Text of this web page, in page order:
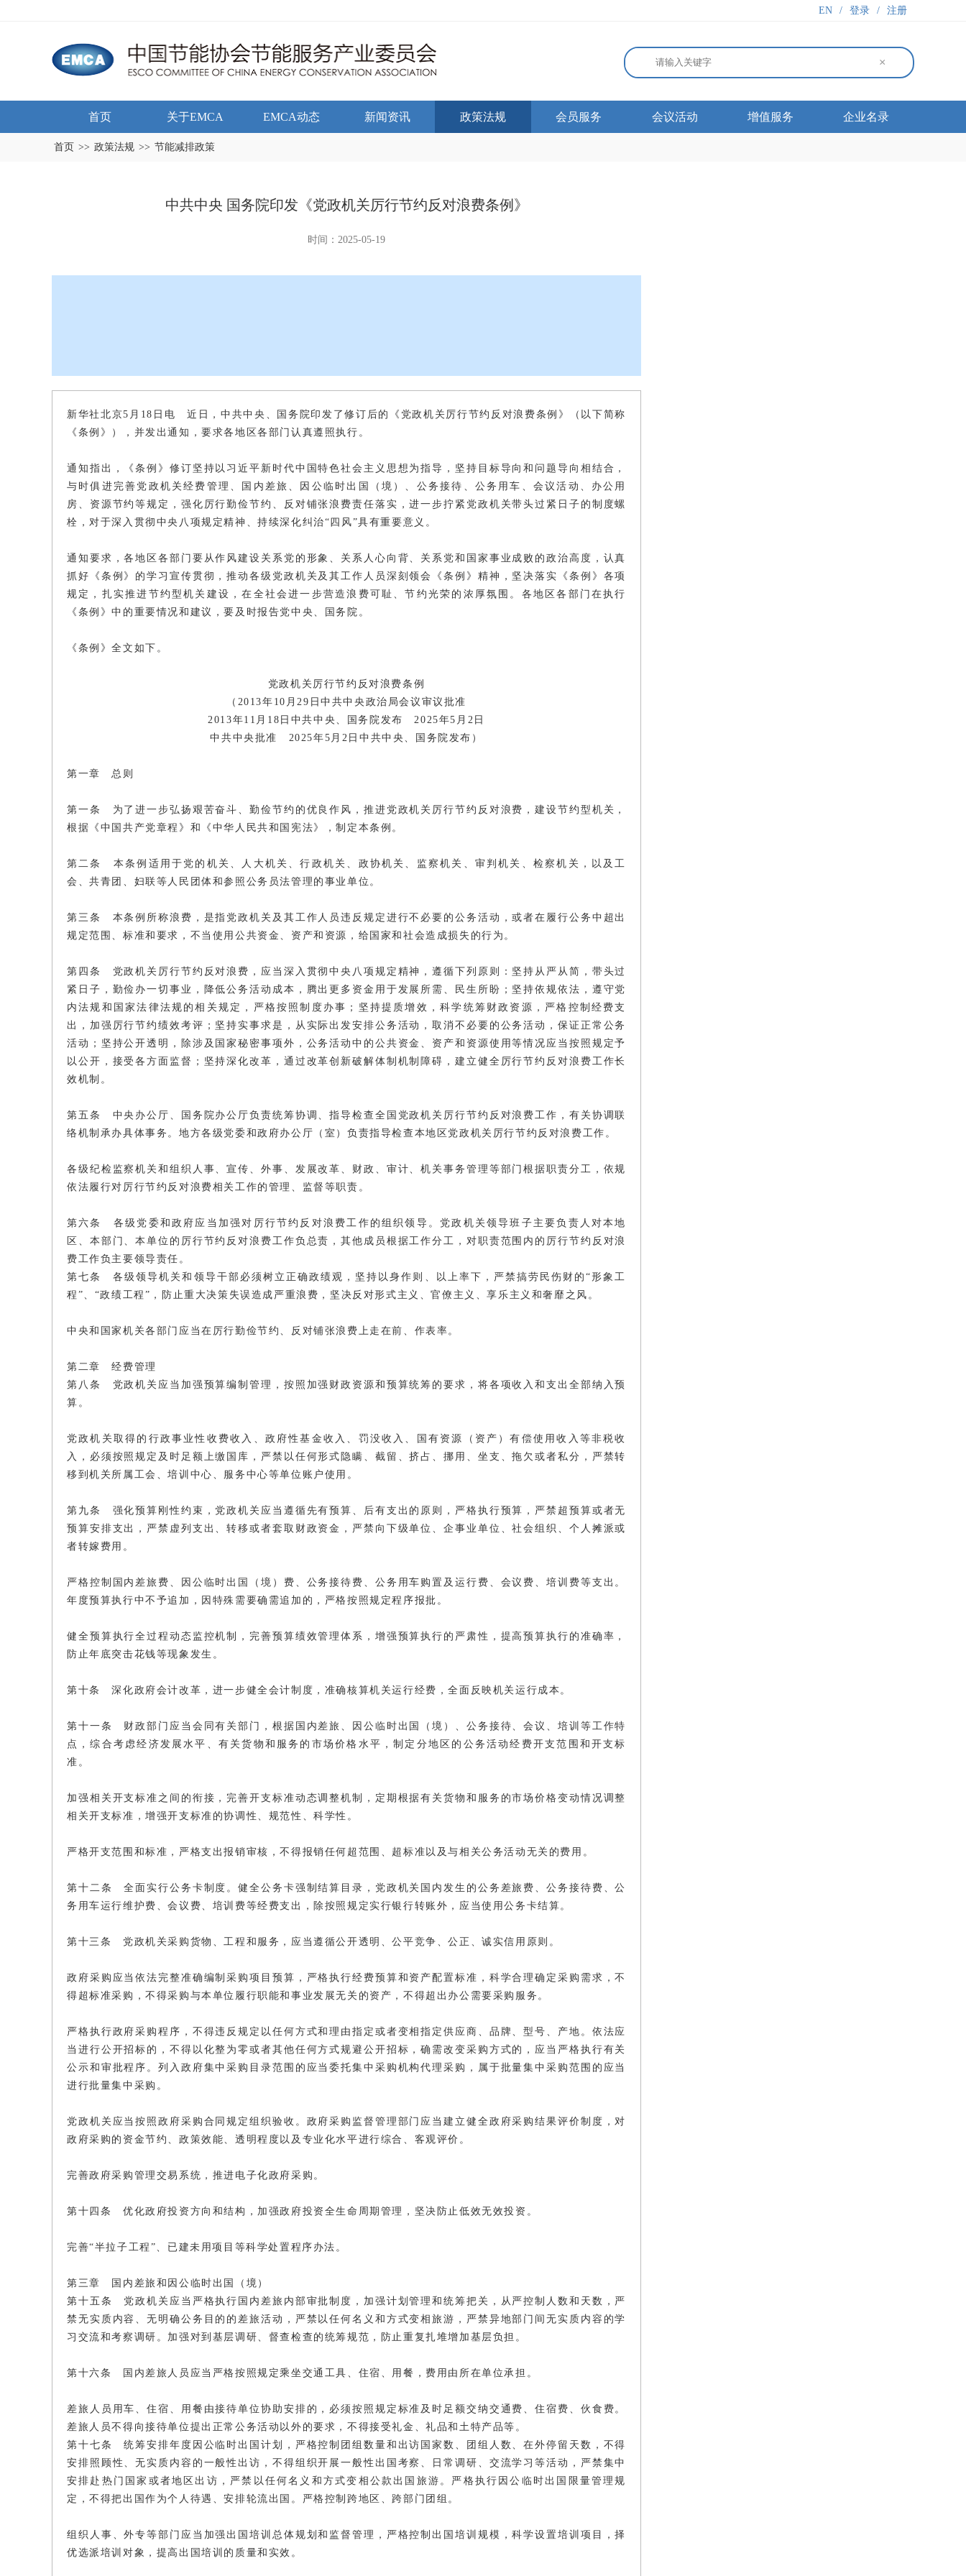
EN / 登录 / 注册
×
首页 关于EMCA EMCA动态 新闻资讯 政策法规 会员服务 会议活动 增值服务 企业名录
首页 >> 政策法规 >> 节能减排政策
中共中央 国务院印发《党政机关厉行节约反对浪费条例》
时间：2025-05-19
新华社北京5月18日电 近日，中共中央、国务院印发了修订后的《党政机关厉行节约反对浪费条例》（以下简称
《条例》），并发出通知，要求各地区各部门认真遵照执行。
通知指出，《条例》修订坚持以习近平新时代中国特色社会主义思想为指导，坚持目标导向和问题导向相结合，
与时俱进完善党政机关经费管理、国内差旅、因公临时出国（境）、公务接待、公务用车、会议活动、办公用
房、资源节约等规定，强化厉行勤俭节约、反对铺张浪费责任落实，进一步拧紧党政机关带头过紧日子的制度螺
栓，对于深入贯彻中央八项规定精神、持续深化纠治“四风”具有重要意义。
通知要求，各地区各部门要从作风建设关系党的形象、关系人心向背、关系党和国家事业成败的政治高度，认真
抓好《条例》的学习宣传贯彻，推动各级党政机关及其工作人员深刻领会《条例》精神，坚决落实《条例》各项
规定，扎实推进节约型机关建设，在全社会进一步营造浪费可耻、节约光荣的浓厚氛围。各地区各部门在执行
《条例》中的重要情况和建议，要及时报告党中央、国务院。
《条例》全文如下。
党政机关厉行节约反对浪费条例
（2013年10月29日中共中央政治局会议审议批准
2013年11月18日中共中央、国务院发布 2025年5月2日
中共中央批准 2025年5月2日中共中央、国务院发布）
第一章 总则
第一条 为了进一步弘扬艰苦奋斗、勤俭节约的优良作风，推进党政机关厉行节约反对浪费，建设节约型机关，
根据《中国共产党章程》和《中华人民共和国宪法》，制定本条例。
第二条 本条例适用于党的机关、人大机关、行政机关、政协机关、监察机关、审判机关、检察机关，以及工
会、共青团、妇联等人民团体和参照公务员法管理的事业单位。
第三条 本条例所称浪费，是指党政机关及其工作人员违反规定进行不必要的公务活动，或者在履行公务中超出
规定范围、标准和要求，不当使用公共资金、资产和资源，给国家和社会造成损失的行为。
第四条 党政机关厉行节约反对浪费，应当深入贯彻中央八项规定精神，遵循下列原则：坚持从严从简，带头过
紧日子，勤俭办一切事业，降低公务活动成本，腾出更多资金用于发展所需、民生所盼；坚持依规依法，遵守党
内法规和国家法律法规的相关规定，严格按照制度办事；坚持提质增效，科学统筹财政资源，严格控制经费支
出，加强厉行节约绩效考评；坚持实事求是，从实际出发安排公务活动，取消不必要的公务活动，保证正常公务
活动；坚持公开透明，除涉及国家秘密事项外，公务活动中的公共资金、资产和资源使用等情况应当按照规定予
以公开，接受各方面监督；坚持深化改革，通过改革创新破解体制机制障碍，建立健全厉行节约反对浪费工作长
效机制。
第五条 中央办公厅、国务院办公厅负责统筹协调、指导检查全国党政机关厉行节约反对浪费工作，有关协调联
络机制承办具体事务。地方各级党委和政府办公厅（室）负责指导检查本地区党政机关厉行节约反对浪费工作。
各级纪检监察机关和组织人事、宣传、外事、发展改革、财政、审计、机关事务管理等部门根据职责分工，依规
依法履行对厉行节约反对浪费相关工作的管理、监督等职责。
第六条 各级党委和政府应当加强对厉行节约反对浪费工作的组织领导。党政机关领导班子主要负责人对本地
区、本部门、本单位的厉行节约反对浪费工作负总责，其他成员根据工作分工，对职责范围内的厉行节约反对浪
费工作负主要领导责任。
第七条 各级领导机关和领导干部必须树立正确政绩观，坚持以身作则、以上率下，严禁搞劳民伤财的“形象工
程”、“政绩工程”，防止重大决策失误造成严重浪费，坚决反对形式主义、官僚主义、享乐主义和奢靡之风。
中央和国家机关各部门应当在厉行勤俭节约、反对铺张浪费上走在前、作表率。
第二章 经费管理
第八条 党政机关应当加强预算编制管理，按照加强财政资源和预算统筹的要求，将各项收入和支出全部纳入预
算。
党政机关取得的行政事业性收费收入、政府性基金收入、罚没收入、国有资源（资产）有偿使用收入等非税收
入，必须按照规定及时足额上缴国库，严禁以任何形式隐瞒、截留、挤占、挪用、坐支、拖欠或者私分，严禁转
移到机关所属工会、培训中心、服务中心等单位账户使用。
第九条 强化预算刚性约束，党政机关应当遵循先有预算、后有支出的原则，严格执行预算，严禁超预算或者无
预算安排支出，严禁虚列支出、转移或者套取财政资金，严禁向下级单位、企事业单位、社会组织、个人摊派或
者转嫁费用。
严格控制国内差旅费、因公临时出国（境）费、公务接待费、公务用车购置及运行费、会议费、培训费等支出。
年度预算执行中不予追加，因特殊需要确需追加的，严格按照规定程序报批。
健全预算执行全过程动态监控机制，完善预算绩效管理体系，增强预算执行的严肃性，提高预算执行的准确率，
防止年底突击花钱等现象发生。
第十条 深化政府会计改革，进一步健全会计制度，准确核算机关运行经费，全面反映机关运行成本。
第十一条 财政部门应当会同有关部门，根据国内差旅、因公临时出国（境）、公务接待、会议、培训等工作特
点，综合考虑经济发展水平、有关货物和服务的市场价格水平，制定分地区的公务活动经费开支范围和开支标
准。
加强相关开支标准之间的衔接，完善开支标准动态调整机制，定期根据有关货物和服务的市场价格变动情况调整
相关开支标准，增强开支标准的协调性、规范性、科学性。
严格开支范围和标准，严格支出报销审核，不得报销任何超范围、超标准以及与相关公务活动无关的费用。
第十二条 全面实行公务卡制度。健全公务卡强制结算目录，党政机关国内发生的公务差旅费、公务接待费、公
务用车运行维护费、会议费、培训费等经费支出，除按照规定实行银行转账外，应当使用公务卡结算。
第十三条 党政机关采购货物、工程和服务，应当遵循公开透明、公平竞争、公正、诚实信用原则。
政府采购应当依法完整准确编制采购项目预算，严格执行经费预算和资产配置标准，科学合理确定采购需求，不
得超标准采购，不得采购与本单位履行职能和事业发展无关的资产，不得超出办公需要采购服务。
严格执行政府采购程序，不得违反规定以任何方式和理由指定或者变相指定供应商、品牌、型号、产地。依法应
当进行公开招标的，不得以化整为零或者其他任何方式规避公开招标，确需改变采购方式的，应当严格执行有关
公示和审批程序。列入政府集中采购目录范围的应当委托集中采购机构代理采购，属于批量集中采购范围的应当
进行批量集中采购。
党政机关应当按照政府采购合同规定组织验收。政府采购监督管理部门应当建立健全政府采购结果评价制度，对
政府采购的资金节约、政策效能、透明程度以及专业化水平进行综合、客观评价。
完善政府采购管理交易系统，推进电子化政府采购。
第十四条 优化政府投资方向和结构，加强政府投资全生命周期管理，坚决防止低效无效投资。
完善“半拉子工程”、已建未用项目等科学处置程序办法。
第三章 国内差旅和因公临时出国（境）
第十五条 党政机关应当严格执行国内差旅内部审批制度，加强计划管理和统筹把关，从严控制人数和天数，严
禁无实质内容、无明确公务目的的差旅活动，严禁以任何名义和方式变相旅游，严禁异地部门间无实质内容的学
习交流和考察调研。加强对到基层调研、督查检查的统筹规范，防止重复扎堆增加基层负担。
第十六条 国内差旅人员应当严格按照规定乘坐交通工具、住宿、用餐，费用由所在单位承担。
差旅人员用车、住宿、用餐由接待单位协助安排的，必须按照规定标准及时足额交纳交通费、住宿费、伙食费。
差旅人员不得向接待单位提出正常公务活动以外的要求，不得接受礼金、礼品和土特产品等。
第十七条 统筹安排年度因公临时出国计划，严格控制团组数量和出访国家数、团组人数、在外停留天数，不得
安排照顾性、无实质内容的一般性出访，不得组织开展一般性出国考察、日常调研、交流学习等活动，严禁集中
安排赴热门国家或者地区出访，严禁以任何名义和方式变相公款出国旅游。严格执行因公临时出国限量管理规
定，不得把出国作为个人待遇、安排轮流出国。严格控制跨地区、跨部门团组。
组织人事、外专等部门应当加强出国培训总体规划和监督管理，严格控制出国培训规模，科学设置培训项目，择
优选派培训对象，提高出国培训的质量和实效。